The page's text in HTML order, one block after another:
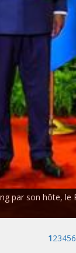
par son hôte, le
123456